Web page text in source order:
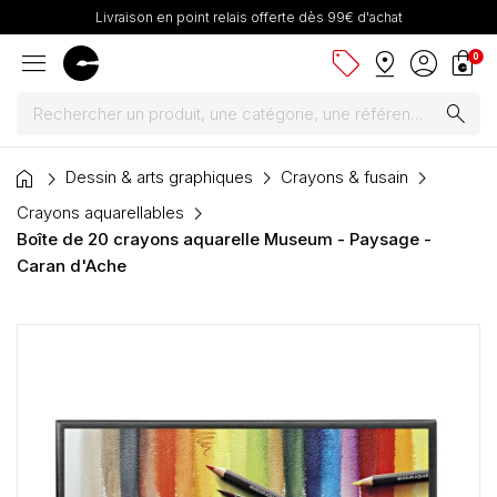
Livraison en point relais offerte dès 99€ d'achat
menu sell pin_drop account_circle shopping_bag
0
search
Peintures
Pinceaux & fournitures
Cartons mousse & plume
home Dessin & arts graphiques
Crayons & fusain
Crayons aquarellables
Boîte de 20 crayons aquarelle Museum - Paysage -
Caran d'Ache